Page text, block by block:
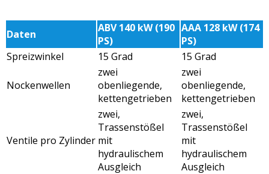
Daten
ABV 140 kW (190
PS)
AAA 128 kW (174
PS)
Spreizwinkel
15 Grad 15 Grad
Nockenwellen
zwei
obenliegende,
kettengetrieben
zwei
obenliegende,
kettengetrieben
Ventile pro Zylinder
zwei,
Trassenstößel
mit
hydraulischem
Ausgleich
zwei,
Trassenstößel
mit
hydraulischem
Ausgleich